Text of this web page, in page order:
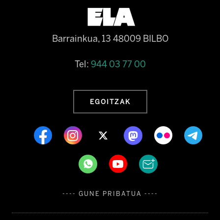
Barrainkua, 13 48009 BILBO
Tel: 944 03 77 00
EGOITZAK
---- GUNE PRIBATUA ----